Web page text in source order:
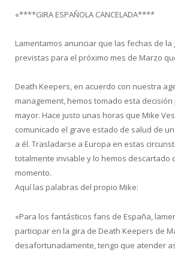
«****GIRA ESPAÑOLA CANCELADA****
Lamentamos anunciar que las fechas de la
previstas para el próximo mes de Marzo
Death Keepers, en acuerdo con nuestra
management, hemos tomado esta
mayor. Hace justo unas horas que Mike
comunicado el grave estado de salud de
a él. Trasladarse a Europa en estas
totalmente inviable y lo hemos descartado
momento.
Aquí las palabras del propio Mike:
«Para los fantásticos fans de España,
participar en la gira de Death Keepers de
desafortunadamente, tengo que atender